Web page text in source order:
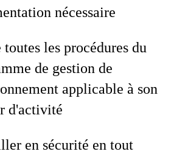
nécessaire
toutes les procédures du
de gestion de
applicable à son
d'activité
en sécurité en tout